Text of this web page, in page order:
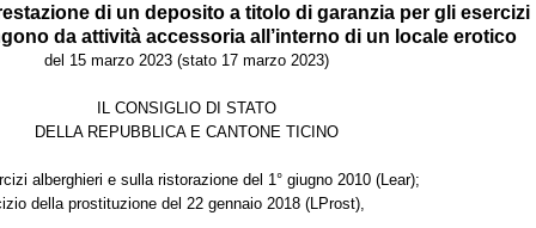
di un deposito a titolo di garanzia per gli esercizi
da attività accessoria all’interno di un locale erotico
del 15 marzo 2023 (stato 17 marzo 2023)
IL CONSIGLIO DI STATO
DELLA REPUBBLICA E CANTONE TICINO
alberghieri e sulla ristorazione del 1° giugno 2010 (Lear);
della prostituzione del 22 gennaio 2018 (LProst),